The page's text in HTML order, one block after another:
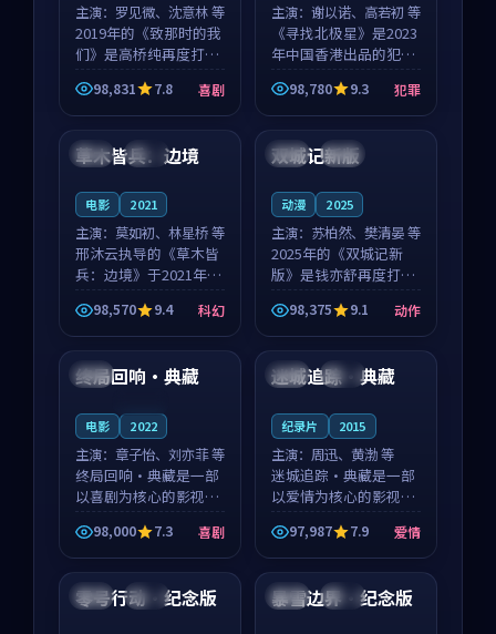
主演： 罗见微、沈意林 等
2019年的《致那时的我
们》是高桥纯再度打磨
的喜剧佳作。中国大陆
的取景与都市寓言的氛
围相互成就，罗见微与
沈意林的对手戏自然克
制，让整部影片在悬
98,831 7.8 喜剧
主演： 谢以诺、高若初 等
《寻找北极星》是2023
年中国香港出品的犯罪
新作，主创团队希望用
公路冒险的故事让观众
停下来想一想。谢以诺
领衔，高若初担任重要
角色，戚南柯的叙事
98,780 9.3 犯罪
泰国 独播
草木皆兵：边境
电影 2021
主演： 莫如初、林星桥 等
邢沐云执导的《草木皆
兵：边境》于2021年面
世，泰国的城市气质与
校园青春的人物心境共
同构筑了影片基调。莫
如初、林星桥用细腻的
表演撑起整部科幻电
98,570 9.4 科幻
中国 独播
双城记新版
动漫 2025
主演： 苏柏然、樊清晏 等
2025年的《双城记新
版》是钱亦舒再度打磨
的动作佳作。中国大陆
的取景与沙漠探险的氛
围相互成就，苏柏然与
樊清晏的对手戏自然克
制，让整部影片在悬念
98,375 9.1 动作
中国
终局回响·典藏
电影 2022
主演： 章子怡、刘亦菲 等
终局回响·典藏是一部
以喜剧为核心的影视作
品，围绕危机、反转与
人物成长展开，整体节
奏紧凑，值得推荐观
看。
98,000 7.3 喜剧
法国 杜比
迷城追踪·典藏
纪录片 2015
主演： 周迅、黄渤 等
迷城追踪·典藏是一部
以爱情为核心的影视作
品，围绕危机、反转与
人物成长展开，整体节
奏紧凑，值得推荐观
看。
97,987 7.9 爱情
英国 高分
零号行动·纪念版 法国 完结
暴雪边界·纪念版